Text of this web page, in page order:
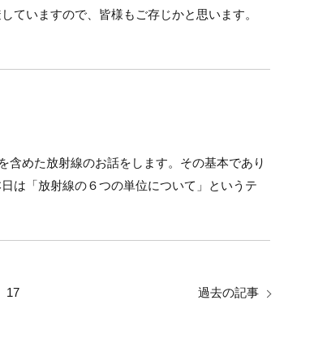
ていますので、皆様もご存じかと思います。
含めた放射線のお話をします。その基本であり
は「放射線の６つの単位について」というテ
17 過去の記事